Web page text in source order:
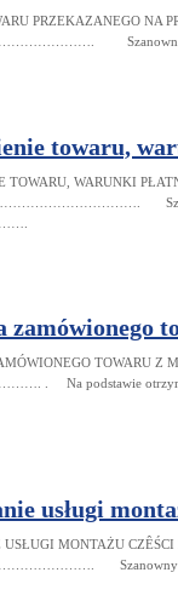
Szanowni
towaru,
TOWARU,
Szanowny
zamówionego
Na podstawie
usługi
USŁUGI MONTAŻU
Szanowny Panie,